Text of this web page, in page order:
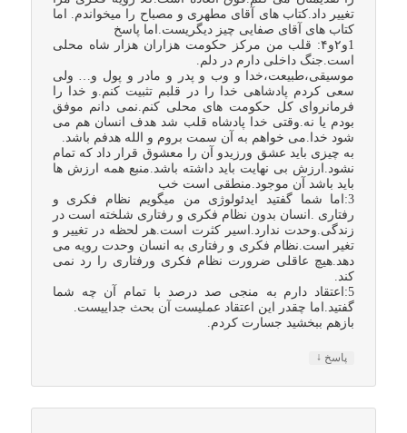
تغییر داد.کتاب های آقای مطهری و مصباح را میخواندم. اما
کتاب های آقای صفایی چیز دیگریست.اما پاسخ
1و۲و۴: قلب من مرکز حکومت هزاران هزار شاه محلی
است.جنگ داخلی دارم در دلم.
موسیقی،طبیعت،خدا و وب و پدر و مادر و پول و… ولی
سعی کردم پادشاهی خدا را در قلبم تثبیت کنم.و خدا را
فرمانروای کل حکومت های محلی کنم.نمی دانم موفق
بودم یا نه.وقتی خدا پادشاه قلب شد هدف انسان هم می
شود خدا.می خواهم به آن سمت بروم و الله هدفم باشد.
به چیزی باید عشق ورزیدو آن را معشوق قرار داد که تمام
نشود.ارزش بی نهایت باید داشته باشد.منبع همه ارزش ها
باید باشد آن موجود.منطقی است خب
3:اما شما گفتید ایدئولوژی من میگویم نظام فکری و
رفتاری .انسان بدون نظام فکری و رفتاری شلخته است در
زندگی.وحدت ندارد.اسیر کثرت است.هر لحظه در تغییر و
تغیر است.نظام فکری و رفتاری به انسان وحدت رویه می
دهد.هیچ عاقلی ضرورت نظام فکری ورفتاری را رد نمی
کند.
5:اعتقاد دارم به منجی صد درصد با تمام آن چه شما
گفتید.اما چقدر این اعتقاد عملیست آن بحث جداییست.
بازهم ببخشید جسارت کردم.
پاسخ ↓